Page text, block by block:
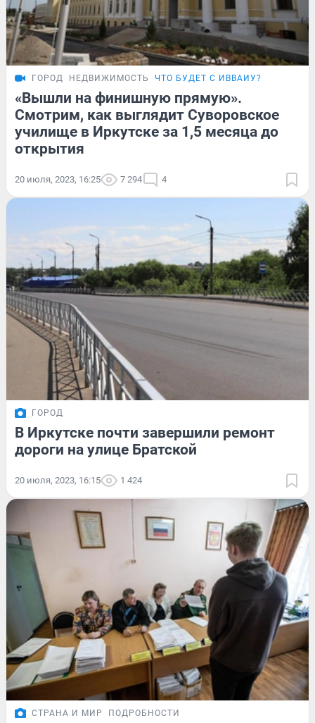
ГОРОД НЕДВИЖИМОСТЬ ЧТО БУДЕТ С ИВВАИУ?
«Вышли на финишную прямую».
Смотрим, как выглядит Суворовское
училище в Иркутске за 1,5 месяца до
открытия
20 июля, 2023, 16:25 7 294 4
ГОРОД
В Иркутске почти завершили ремонт
дороги на улице Братской
20 июля, 2023, 16:15 1 424
СТРАНА И МИР ПОДРОБНОСТИ